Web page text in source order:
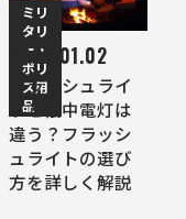
ミリ
タリ
ー・
ポリ
ス用
品
2026.01.02
フラッシュライ
トと懐中電灯は
違う？フラッシ
ュライトの選び
方を詳しく解説